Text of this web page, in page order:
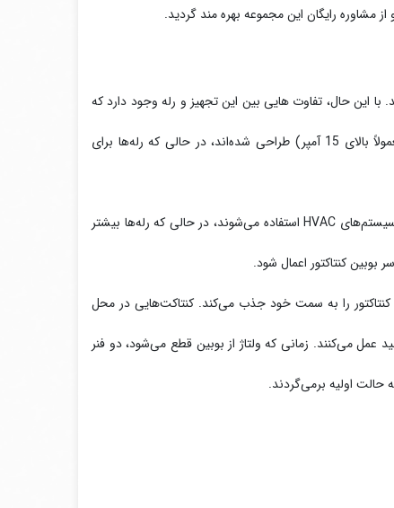
مشاوره رایگان این مجموعه بهره مند گردید.
با این حال، تفاوت‌ هایی بین این تجهیز و رله وجود دارد که
از اساسی ترین تفاوت بین آن ها ظرفیت جریان است کنتاکتورها برای جریان‌های بالاتر (معمولاً بالای 15 آمپر) طراحی شده‌اند، در حالی که رله‌ها برای
به همین دلیل، کنتاکتورها بیشتر در مدارهای قدرت مانند موتورهای الکتریکی، تابلوی برق و سیستم‌های HVAC استفاده می‌شوند، در حالی که رله‌ها بیشتر
بوبین کنتاکتور اعمال شود.
را به سمت خود جذب می‌کند. کنتاکت‌هایی در محل
می‌کنند. زمانی که ولتاژ از بوبین قطع می‌شود، دو فنر
حالت اولیه برمی‌گردند.